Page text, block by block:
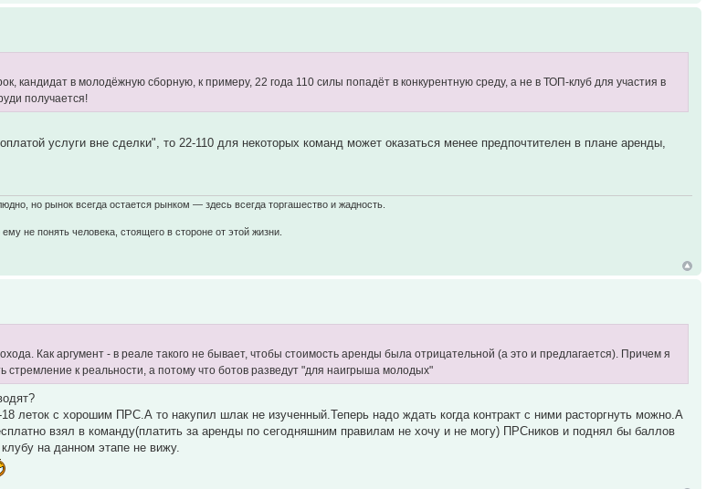
кандидат в молодёжную сборную, к примеру, 22 года 110 силы попадёт в конкурентную среду, а не в ТОП-клуб для участия в
получается!
услуги вне сделки", то 22-110 для некоторых команд может оказаться менее предпочтителен в плане аренды,
но рынок всегда остается рынком — здесь всегда торгашество и жадность.
не понять человека, стоящего в стороне от этой жизни.
Как аргумент - в реале такого не бывает, чтобы стоимость аренды была отрицательной (а это и предлагается). Причем я
стремление к реальности, а потому что ботов разведут "для наигрыша молодых"
леток с хорошим ПРС.А то накупил шлак не изученный.Теперь надо ждать когда контракт с ними расторгнуть можно.А
взял в команду(платить за аренды по сегодняшним правилам не хочу и не могу) ПРСников и поднял бы баллов
на данном этапе не вижу.